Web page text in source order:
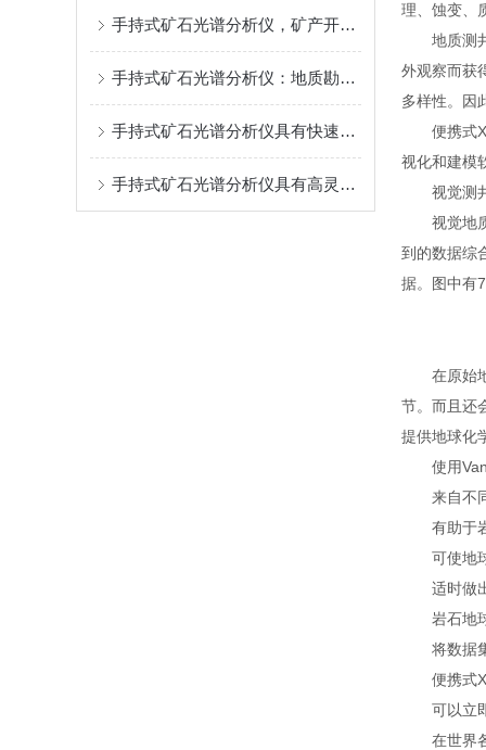
手持式矿石光谱分析仪，矿产开发全流程的“智慧之眼”
手持式矿石光谱分析仪：地质勘探的“科技利器”
手持式矿石光谱分析仪具有快速分析的能力，在几秒钟内提供结果
手持式矿石光谱分析仪具有高灵敏度、高分辨率和高准确性的优点
理、蚀变、
地质测井
外观察而获
多样性。因
便携式
视化和建模
视觉测井
视觉地质
到的数据综
据。图中有
在原始地
节。而且还
提供地球化
使用Vanta
来自不同
有助于岩
可使地球
适时做出
岩石地球
将数据集
便携式
可以立即
在世界各